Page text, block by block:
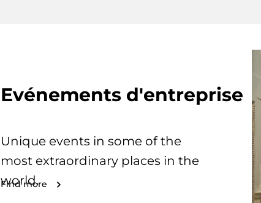
Evénements d'entreprise
Unique events in some of the
most extraordinary places in the
world.
Find more